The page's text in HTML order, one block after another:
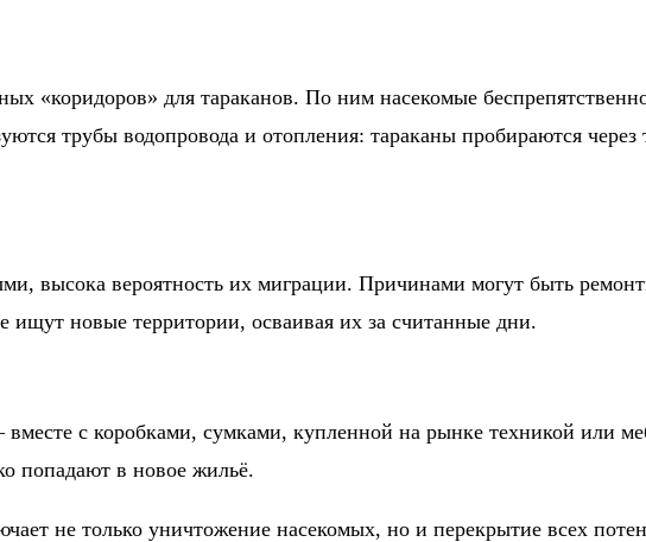
«коридоров» для тараканов. По ним насекомые
трубы водопровода и отопления: тараканы пробираются через
высока вероятность их миграции. Причинами могут быть
новые территории, осваивая их за считанные дни.
с коробками, сумками, купленной на рынке техникой или
попадают в новое жильё.
не только уничтожение насекомых, но и перекрытие всех